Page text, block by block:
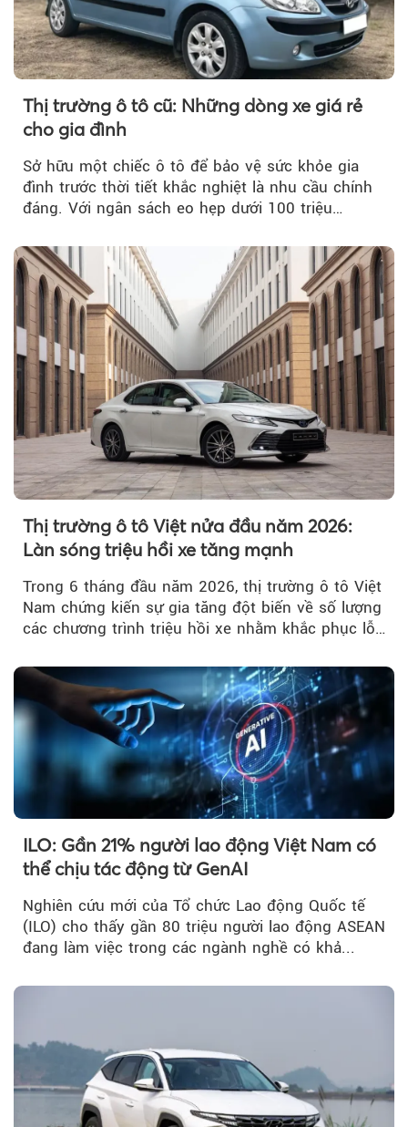
Thị trường ô tô cũ: Những dòng xe giá rẻ
cho gia đình
Sở hữu một chiếc ô tô để bảo vệ sức khỏe gia
đình trước thời tiết khắc nghiệt là nhu cầu chính
đáng. Với ngân sách eo hẹp dưới 100 triệu
Thị trường ô tô Việt nửa đầu năm 2026:
Làn sóng triệu hồi xe tăng mạnh
Trong 6 tháng đầu năm 2026, thị trường ô tô Việt
Nam chứng kiến sự gia tăng đột biến về số lượng
các chương trình triệu hồi xe nhằm khắc phục lỗi
ILO: Gần 21% người lao động Việt Nam có
thể chịu tác động từ GenAI
Nghiên cứu mới của Tổ chức Lao động Quốc tế
(ILO) cho thấy gần 80 triệu người lao động ASEAN
đang làm việc trong các ngành nghề có khả...